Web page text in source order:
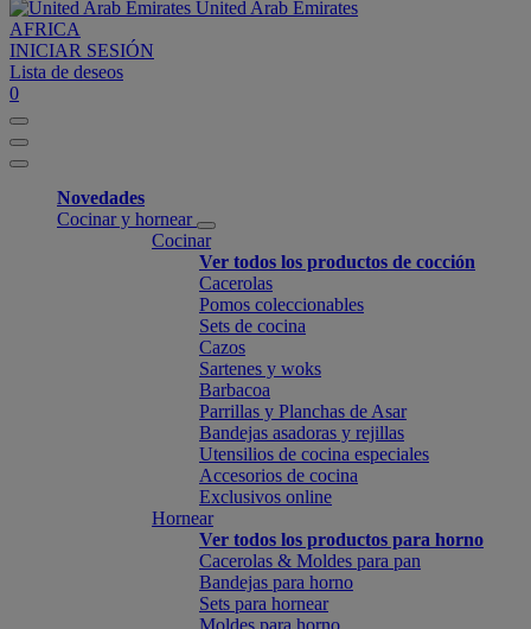
United Arab Emirates
AFRICA
INICIAR SESIÓN
Lista de deseos
0
Novedades
Cocinar y hornear
Cocinar
Ver todos los productos de cocción
Cacerolas
Pomos coleccionables
Sets de cocina
Cazos
Sartenes y woks
Barbacoa
Parrillas y Planchas de Asar
Bandejas asadoras y rejillas
Utensilios de cocina especiales
Accesorios de cocina
Exclusivos online
Hornear
Ver todos los productos para horno
Cacerolas & Moldes para pan
Bandejas para horno
Sets para hornear
Moldes para horno